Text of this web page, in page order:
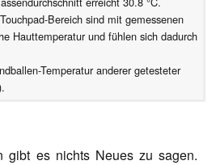
Bereich sind mit gemessenen
Hauttemperatur und fühlen sich dadurch
Temperatur anderer getesteter
gibt es nichts Neues zu sagen.